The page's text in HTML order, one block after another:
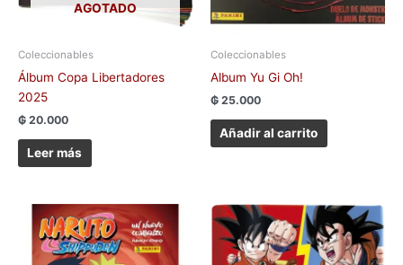
AGOTADO
Coleccionables
Álbum Copa Libertadores
2025
₲ 20.000
Leer más
Coleccionables
Album Yu Gi Oh!
₲ 25.000
Añadir al carrito